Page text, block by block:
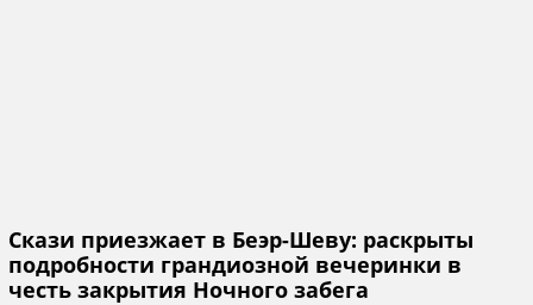
Скази приезжает в Беэр-Шеву: раскрыты
подробности грандиозной вечеринки в
честь закрытия Ночного забега